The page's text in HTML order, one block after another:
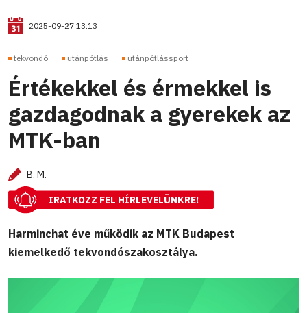
2025-09-27 13:13
tekvondó utánpótlás utánpótlássport
Értékekkel és érmekkel is
gazdagodnak a gyerekek az
MTK-ban
B. M.
IRATKOZZ FEL HÍRLEVELÜNKRE!
Harminchat éve működik az MTK Budapest
kiemelkedő tekvondószakosztálya.